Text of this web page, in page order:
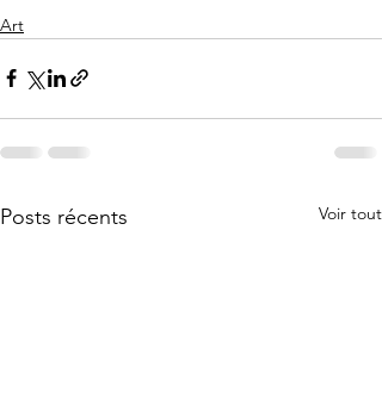
Art
Posts récents Voir tout